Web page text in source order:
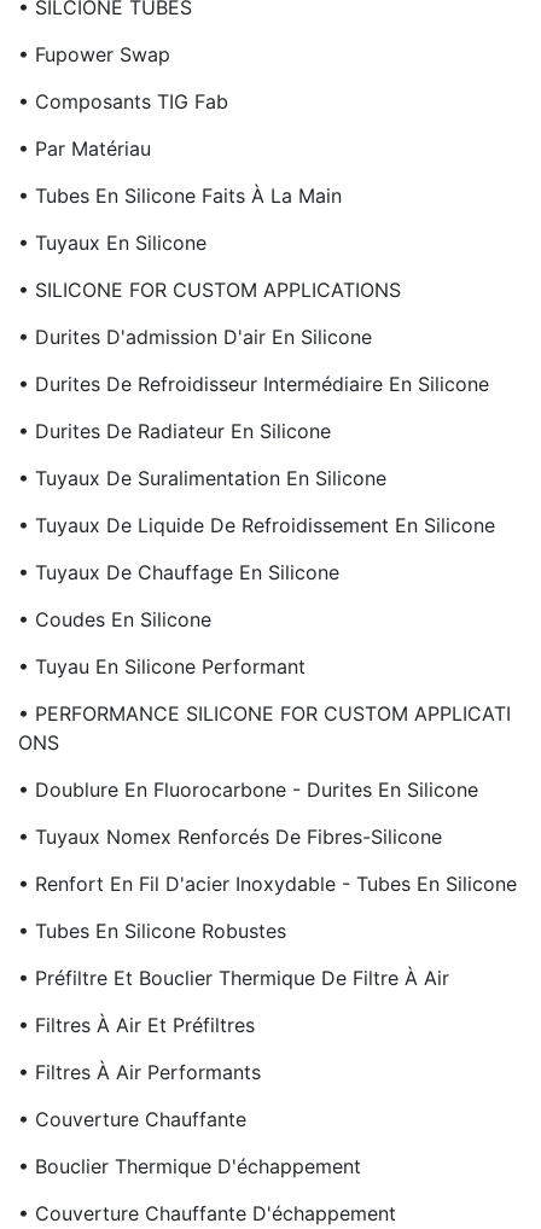
• SILCIONE TUBES
• Fupower Swap
• Composants TIG Fab
• Par Matériau
• Tubes En Silicone Faits À La Main
• Tuyaux En Silicone
• SILICONE FOR CUSTOM APPLICATIONS
• Durites D'admission D'air En Silicone
• Durites De Refroidisseur Intermédiaire En Silicone
• Durites De Radiateur En Silicone
• Tuyaux De Suralimentation En Silicone
• Tuyaux De Liquide De Refroidissement En Silicone
• Tuyaux De Chauffage En Silicone
• Coudes En Silicone
• Tuyau En Silicone Performant
• PERFORMANCE SILICONE FOR CUSTOM APPLICATI
ONS
• Doublure En Fluorocarbone - Durites En Silicone
• Tuyaux Nomex Renforcés De Fibres-Silicone
• Renfort En Fil D'acier Inoxydable - Tubes En Silicone
• Tubes En Silicone Robustes
• Préfiltre Et Bouclier Thermique De Filtre À Air
• Filtres À Air Et Préfiltres
• Filtres À Air Performants
• Couverture Chauffante
• Bouclier Thermique D'échappement
• Couverture Chauffante D'échappement